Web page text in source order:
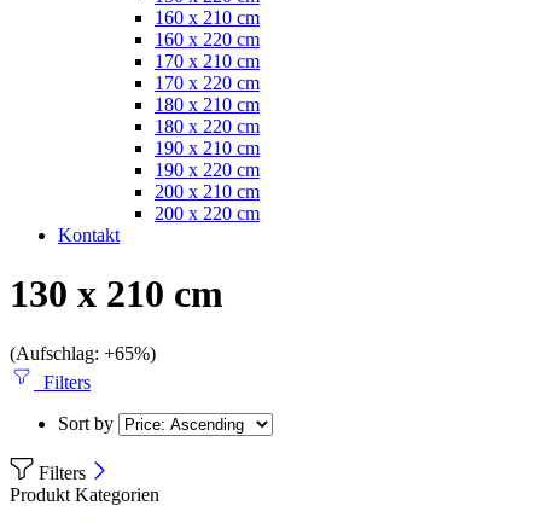
160 x 210 cm
160 x 220 cm
170 x 210 cm
170 x 220 cm
180 x 210 cm
180 x 220 cm
190 x 210 cm
190 x 220 cm
200 x 210 cm
200 x 220 cm
Kontakt
130 x 210 cm
(Aufschlag: +65%)
Filters
Sort by
Filters
Produkt Kategorien